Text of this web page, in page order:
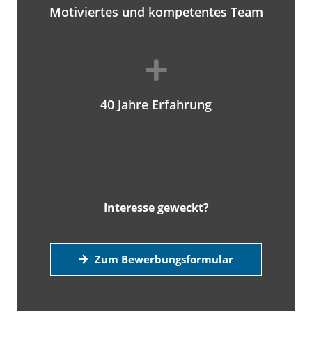
Motiviertes und kompetentes Team
40 Jahre Erfahrung
Interesse geweckt?
Zum Bewerbungsformular